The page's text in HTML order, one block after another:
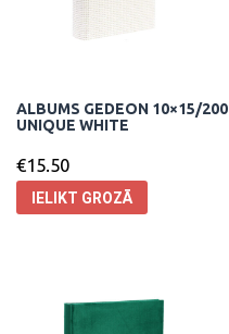
ALBUMS GEDEON 10×15/200
UNIQUE WHITE
€15.50
IELIKT GROZĀ